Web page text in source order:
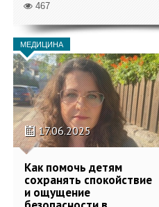
467
МЕДИЦИНА
17.06.2025
Как помочь детям
сохранять спокойствие
и ощущение